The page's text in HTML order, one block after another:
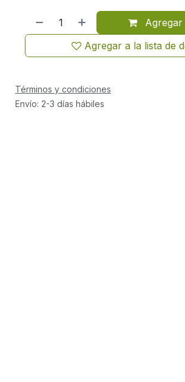
Agregar a la lista de
Términos y condiciones
Envío: 2-3 días hábiles